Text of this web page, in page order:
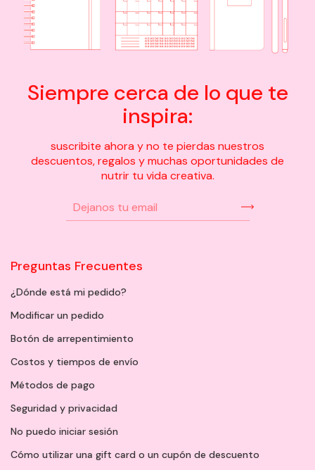
Siempre cerca de lo que te
inspira:
suscribite ahora y no te pierdas nuestros
descuentos, regalos y muchas oportunidades de
nutrir tu vida creativa.
Preguntas Frecuentes
¿Dónde está mi pedido?
Modificar un pedido
Botón de arrepentimiento
Costos y tiempos de envío
Métodos de pago
Seguridad y privacidad
No puedo iniciar sesión
Cómo utilizar una gift card o un cupón de descuento